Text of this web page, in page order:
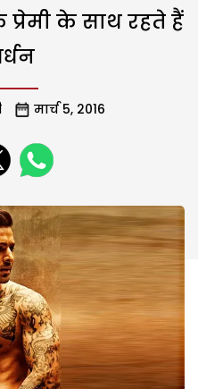
प्रेमी के साथ रहते हैं
मार्च 5, 2016